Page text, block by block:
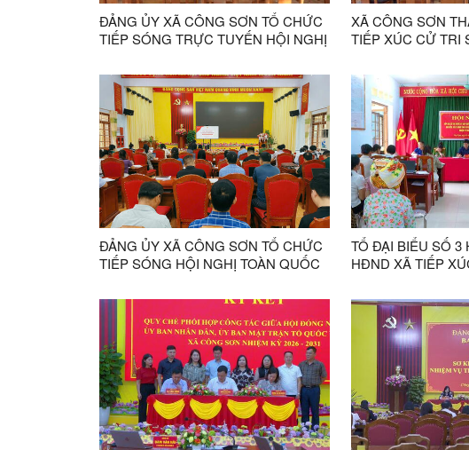
ĐẢNG ỦY XÃ CÔNG SƠN TỔ CHỨC
TIẾP SÓNG TRỰC TUYẾN HỘI NGHỊ
NĂM 2026
XÃ CÔNG SƠN
TIẾP XÚC CỬ TRI
BẰNG HÌNH
ĐẢNG ỦY XÃ CÔNG SƠN TỔ CHỨC
TIẾP SÓNG HỘI NGHỊ TOÀN QUỐC
NQ/TW CỦA BỘ CHÍNH TRỊ
TỔ ĐẠI BIỂU SỐ 3
HĐND XÃ TIẾP